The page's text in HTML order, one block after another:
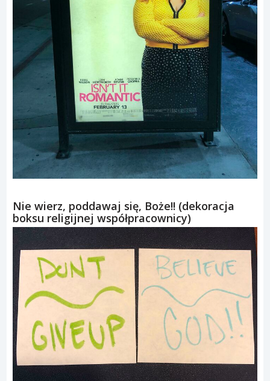
Nie wierz, poddawaj się, Boże!! (dekoracja
boksu religijnej współpracownicy)